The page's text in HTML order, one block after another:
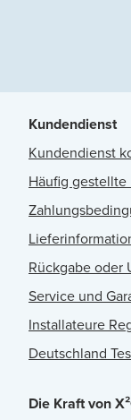
Kundendienst
Kundendienst
Häufig gestellte
Rückgabe oder
Service und
Installateure
Deutschland
Die Kraft von